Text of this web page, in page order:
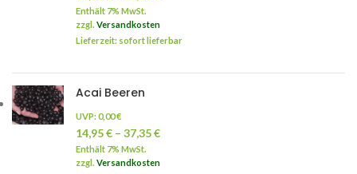
Enthält 7% MwSt.
zzgl. Versandkosten
Lieferzeit: sofort lieferbar
Acai Beeren
UVP:0,00€
14,95€ – 37,35€
Enthält 7% MwSt.
zzgl. Versandkosten